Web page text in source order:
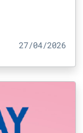
27/04/2026